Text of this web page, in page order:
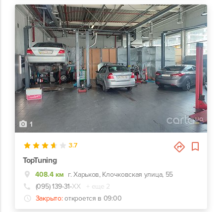
1
3.7
TopTuning
408.4 км г. Харьков, Клочковская улица, 55
(095) 139-31-ХХ
+ еще 2
Закрыто: откроется в 09:00